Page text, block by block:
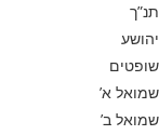
תנ”ך
יהושע
שופטים
שמואל א’
שמואל ב’